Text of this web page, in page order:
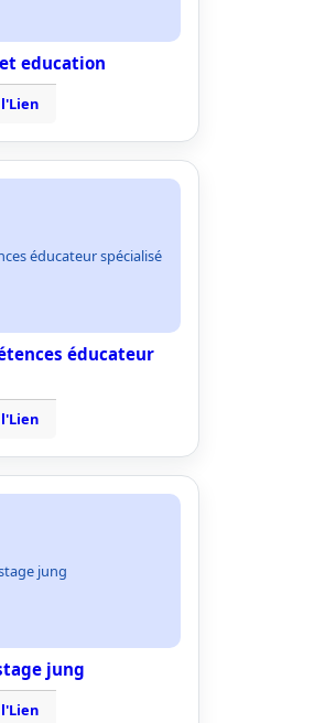
education
éducateur spécialisé
éducateur
jung
jung